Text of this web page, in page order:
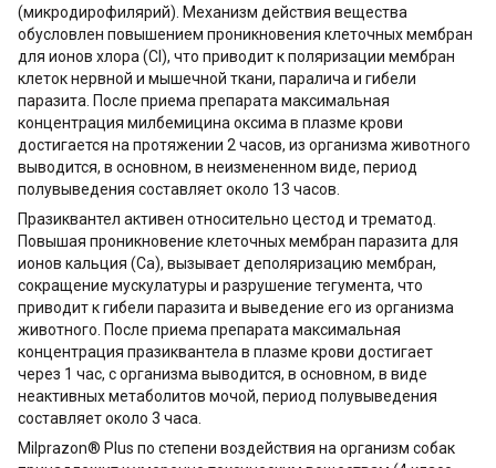
(микродирофилярий). Механизм действия вещества
обусловлен повышением проникновения клеточных мембран
для ионов хлора (Cl), что приводит к поляризации мембран
клеток нервной и мышечной ткани, паралича и гибели
паразита. После приема препарата максимальная
концентрация милбемицина оксима в плазме крови
достигается на протяжении 2 часов, из организма животного
выводится, в основном, в неизмененном виде, период
полувыведения составляет около 13 часов.
Празиквантел активен относительно цестод и трематод.
Повышая проникновение клеточных мембран паразита для
ионов кальция (Ca), вызывает деполяризацию мембран,
сокращение мускулатуры и разрушение тегумента, что
приводит к гибели паразита и выведение его из организма
животного. После приема препарата максимальная
концентрация празиквантела в плазме крови достигает
через 1 час, с организма выводится, в основном, в виде
неактивных метаболитов мочой, период полувыведения
составляет около 3 часа.
Milprazon® Plus по степени воздействия на организм собак